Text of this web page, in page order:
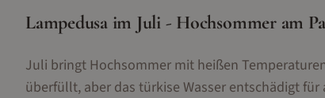
Lampedusa im Juli - Hochsommer am
Juli bringt Hochsommer mit heißen
überfüllt, aber das türkise Wasser entschädigt für